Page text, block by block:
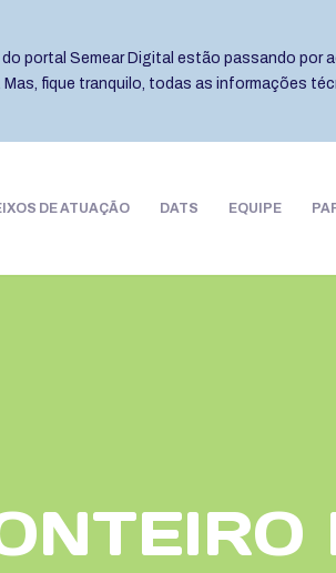
portal Semear Digital estão passando por
fique tranquilo, todas as informações
DE ATUAÇÃO DATS EQUIPE